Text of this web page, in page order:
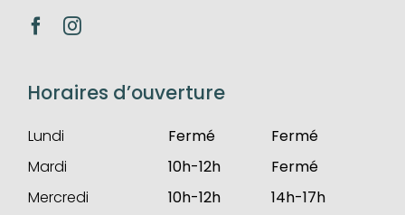
Horaires d’ouverture
Lundi Fermé
Fermé
Mardi
10h-12h
Fermé
Mercredi
10h-12h 14h-17h